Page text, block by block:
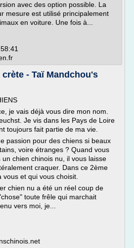
avec des option possible. La
mesure est utilisé principalement
en voiture. Une fois à...
- Taï Mandchou's
je vais déjà vous dire mon nom.
Je vis dans les Pays de Loire
toujours fait partie de ma vie.
passion pour des chiens si beaux
voire étranges ? Quand vous
chien chinois nu, il vous laisse
craquer. Dans ce 2ème
et qui vous choisit.
chien nu a été un réel coup de
toute frêle qui marchait
vers moi, je...